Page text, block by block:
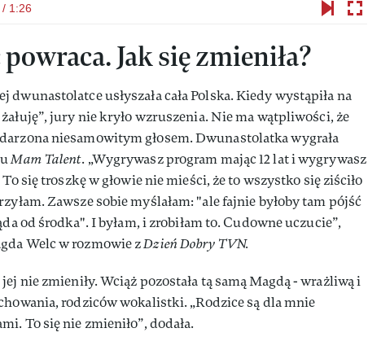
1:26
Jak się zmieniła?
dwunastolatce usłyszała cała Polska. Kiedy wystąpiła na
jury nie kryło wzruszenia. Nie ma wątpliwości, że
niesamowitym głosem. Dwunastolatka wygrała
Mam Talent. „Wygrywasz program mając 12 lat i wygrywasz
się troszkę w głowie nie mieści, że to wszystko się ziściło
Zawsze sobie myślałam: "ale fajnie byłoby tam pójść
od środka". I byłam, i zrobiłam to. Cudowne uczucie”,
Welc w rozmowie zDzień Dobry TVN.
nie zmieniły. Wciąż pozostała tą samą Magdą - wrażliwą i
rodziców wokalistki. „Rodzice są dla mnie
To się nie zmieniło”, dodała.